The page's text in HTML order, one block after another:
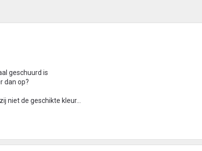
geschuurd is
dan op?
niet de geschikte kleur...